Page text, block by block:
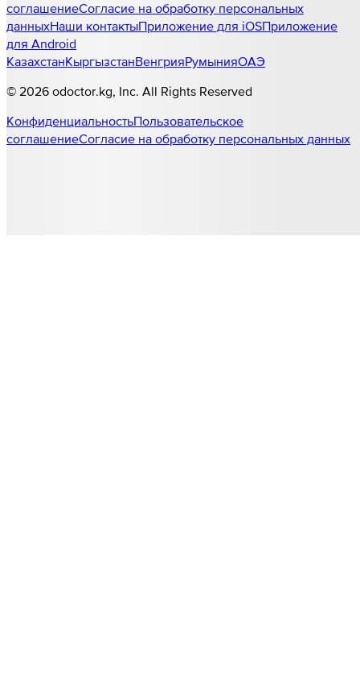
соглашениеСогласие на обработку персональных
данныхНаши контактыПриложение для iOSПриложение
для Android
КазахстанКыргызстанВенгрияРумынияОАЭ
© 2026 odoctor.kg, Inc. All Rights Reserved
КонфиденциальностьПользовательское
соглашениеСогласие на обработку персональных данных